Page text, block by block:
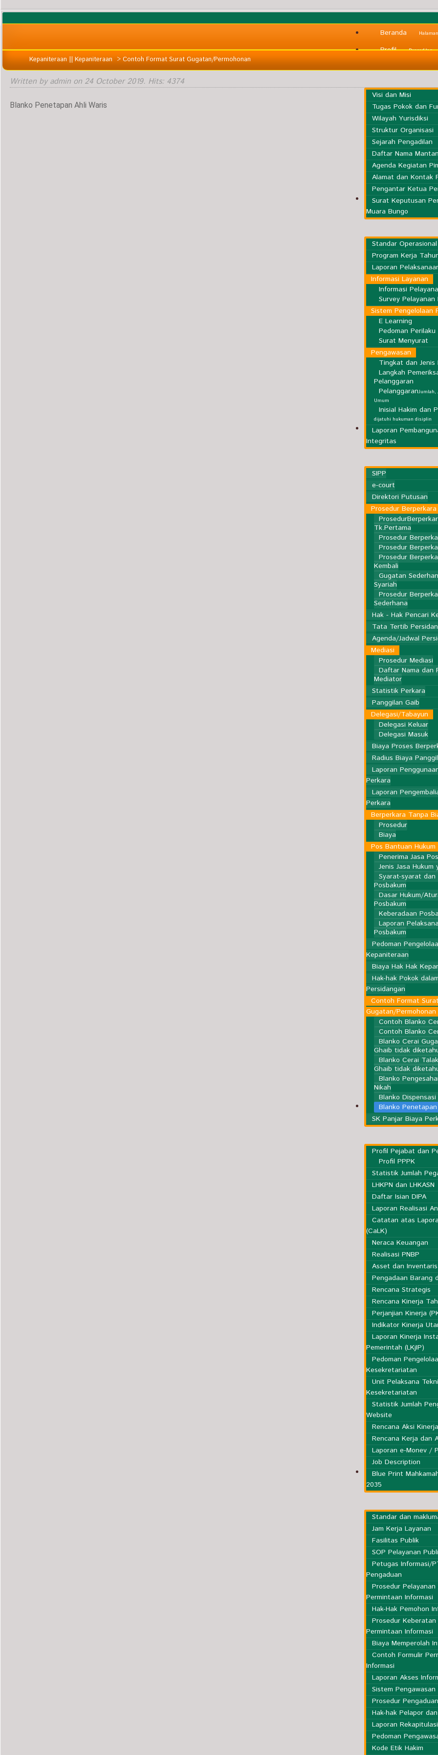
Beranda
Profil Pengadilan
Visi dan Misi
Tugas Pokok dan
Wilayah Yurisdiksi
Struktur Organisasi
Sejarah Pengadilan
Daftar Nama
Agenda Kegiatan
Alamat dan Kontak
Pengantar Ketua
Surat Keputusan
Muara Bungo
Informasi Umum
Standar
Program Kerja
Laporan
Informasi Layanan
Informasi
Survey Pelayanan
Sistem Pengelolaan
E Learning
Pedoman Perilaku
Surat Menyurat
Pengawasan
Tingkat dan Jenis
Langkah
Pelanggaran
PelanggaranJumlah,
Umum
Inisial Hakim dan
dijatuhi hukuman disiplin
Laporan
Integritas
Kepaniteraan
SIPP
e-court
Direktori Putusan
Prosedur Berperkara
Tk.Pertama
Prosedur
Prosedur
Prosedur
Kembali
Gugatan
Syariah
Prosedur
Sederhana
Hak - Hak Pencari
Tata Tertib
Agenda/Jadwal
Mediasi
Prosedur Mediasi
Daftar Nama dan
Mediator
Statistik Perkara
Panggilan Gaib
Delegasi/Tabayun
Delegasi Keluar
Delegasi Masuk
Biaya Proses
Radius Biaya
Laporan
Perkara
Laporan
Perkara
Berperkara Tanpa
Prosedur
Biaya
Pos Bantuan Hukum
Penerima Jasa
Jenis Jasa Hukum
Syarat-syarat dan
Posbakum
Dasar Hukum/
Posbakum
Keberadaan
Laporan
Posbakum
Pedoman
Kepaniteraan
Biaya Hak Hak
Hak-hak Pokok
Persidangan
Contoh Format Surat
Gugatan/Permohonan
Contoh Blanko
Contoh Blanko
Blanko Cerai
Ghaib tidak
Blanko Cerai
Ghaib tidak
Blanko
Nikah
Blanko Dispensasi
Blanko
SK Panjar Biaya
Kesekretariatan
Profil Pejabat dan
Profil PPPK
Statistik Jumlah
LHKPN dan LHKASN
Daftar Isian DIPA
Laporan Realisasi
Catatan atas
(CaLK)
Neraca Keuangan
Realisasi PNBP
Asset dan Inventaris
Pengadaan Barang
Rencana Strategis
Rencana Kinerja
Perjanjian Kinerja
Indikator Kinerja
Laporan Kinerja
Pemerintah (LKjIP)
Pedoman
Kesekretariatan
Unit Pelaksana
Kesekretariatan
Statistik Jumlah
Website
Rencana Aksi Kinerja
Rencana Kerja dan
Laporan e-Monev /
Job Description
Blue Print
2035
Layanan Publik
Standar dan
Jam Kerja Layanan
Fasilitas Publik
SOP Pelayanan
Petugas Informasi/
Pengaduan
Prosedur Pelayanan
Permintaan Informasi
Hak-Hak Pemohon
Prosedur
Permintaan Informasi
Biaya Memperolah
Contoh Formulir
Informasi
Laporan Akses
Sistem Pengawasan
Prosedur Pengaduan
Hak-hak Pelapor
Laporan
Pedoman
Kode Etik Hakim
Kepaniteraan || Kepaniteraan >Contoh Format Surat Gugatan/Permohonan
Written by admin on 24 October 2019. Hits: 4374
Blanko Penetapan Ahli Waris